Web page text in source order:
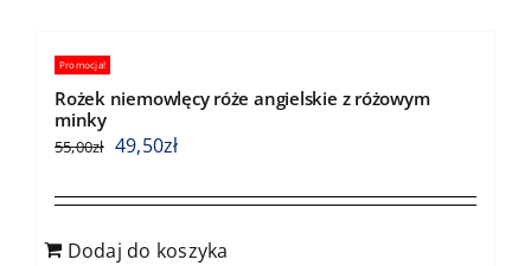
Promocja!
Rożek niemowlęcy róże angielskie z różowym
minky
55,00zł 49,50zł
Dodaj do koszyka